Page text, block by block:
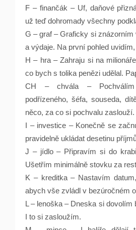
F – finančák – Uf, daňové
už teď dohromady všechny
G – graf – Graficky si
a výdaje. Na první pohled
H – hra – Zahraju si na
co bych s tolika penězi udělal.
CH – chvála – Pochválím
podřízeného, šéfa, souseda,
něco, za co si pochvalu zaslouží.
I – investice – Konečně se
pravidelně ukládat desetinu
J – jídlo – Připravím si do
Ušetřím minimálně stovku za
K – kreditka – Nastavím
abych vše zvládl v bezúročném
L – lenoška – Dneska si dovolím
I to si zasloužím.